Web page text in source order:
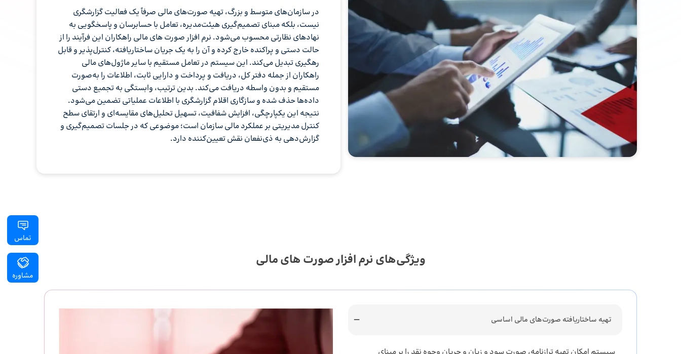
در سازمان‌های متوسط و بزرگ، تهیه صورت‌های مالی صرفاً یک فعالیت گزارشگری
نیست، بلکه مبنای تصمیم‌گیری هیئت‌مدیره، تعامل با حسابرسان و پاسخگویی به
نهادهای نظارتی محسوب می‌شود. نرم افزار صورت های مالی راهکاران این فرآیند را از
حالت دستی و پراکنده خارج کرده و آن را به یک جریان ساختاریافته، کنترل‌پذیر و قابل
رهگیری تبدیل می‌کند. این سیستم در تعامل مستقیم با سایر ماژول‌های مالی
راهکاران از جمله دفتر کل، دریافت و پرداخت و دارایی ثابت، اطلاعات را به‌صورت
مستقیم و بدون واسطه دریافت می‌کند. بدین ترتیب، وابستگی به تجمیع دستی
داده‌ها حذف شده و سازگاری اقلام گزارشگری با اطلاعات عملیاتی تضمین می‌شود.
نتیجه این یکپارچگی، افزایش شفافیت، تسهیل تحلیل‌های مقایسه‌ای و ارتقای سطح
کنترل مدیریتی بر عملکرد مالی سازمان است؛ موضوعی که در جلسات تصمیم‌گیری و
گزارش‌دهی به ذی‌نفعان نقش تعیین‌کننده دارد.
ویژگی‌های نرم افزار صورت های مالی
تهیه ساختاریافته صورت‌های مالی اساسی
تماس
مشاوره